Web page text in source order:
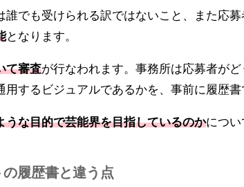
誰でも受けられる訳ではないこと、また応
となります。
て審査が行なわれます。事務所は応募者が
するビジュアルであるかを、事前に履歴書
うな目的で芸能界を目指しているのかについ
履歴書と違う点